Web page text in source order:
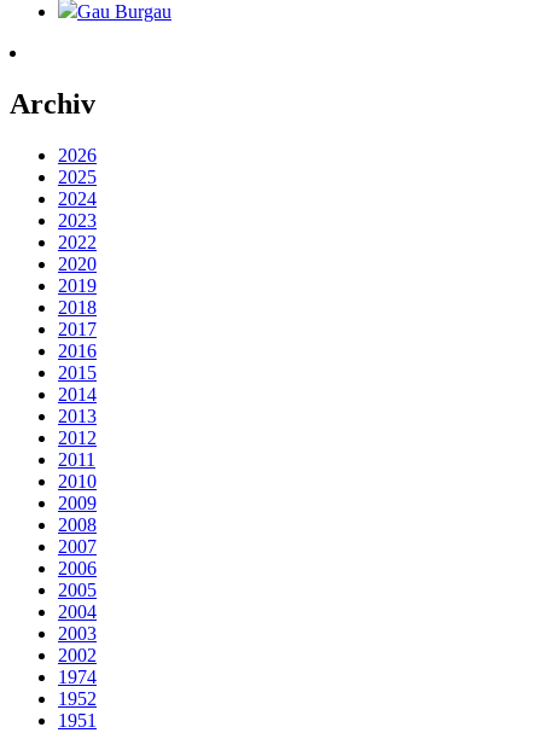
Gau Burgau
Archiv
2026
2025
2024
2023
2022
2020
2019
2018
2017
2016
2015
2014
2013
2012
2011
2010
2009
2008
2007
2006
2005
2004
2003
2002
1974
1952
1951